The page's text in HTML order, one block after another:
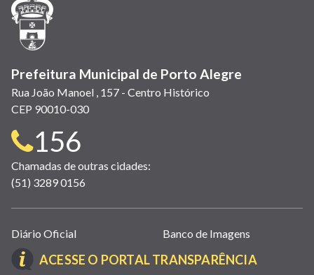
Prefeitura Municipal de Porto Alegre
Rua João Manoel , 157 - Centro Histórico
CEP 90010-030
Telefone
para
contato:
156
Chamadas de outras cidades:
(51) 3289 0156
Links
úteis
(abrem
Diário Oficial Banco de Imagens
ACESSE O PORTAL TRANSPARÊNCIA(LINK